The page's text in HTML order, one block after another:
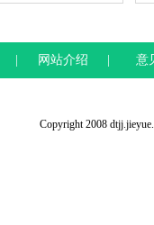
网站介绍 意
Copyright 2008